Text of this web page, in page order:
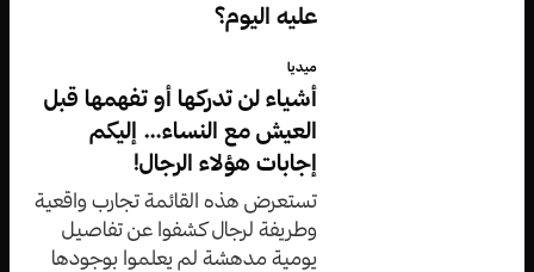
عليه اليوم؟
ميديا
أشياء لن تدركها أو تفهمها قبل
العيش مع النساء… إليكم
إجابات هؤلاء الرجال!
تستعرض هذه القائمة تجارب واقعية
وطريفة لرجال كشفوا عن تفاصيل
يومية مدهشة لم يعلموا بوجودها